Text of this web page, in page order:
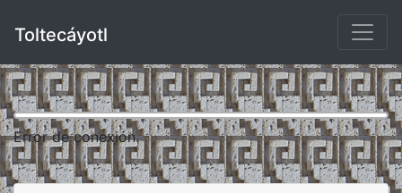
Toltecáyotl
Error de conexión.